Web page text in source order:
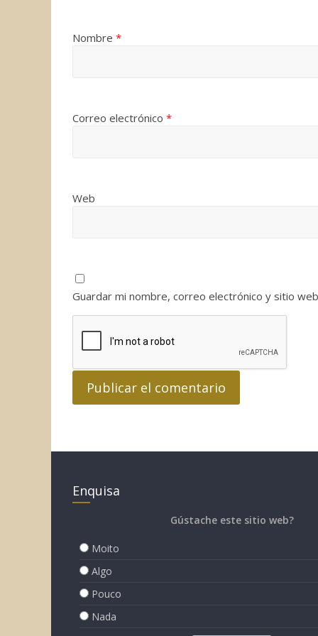
Nombre *
Correo electrónico *
Web
Guardar mi nombre, correo electrónico y sitio
Enquisa
Gústache este sitio web?
Moito
Algo
Pouco
Nada